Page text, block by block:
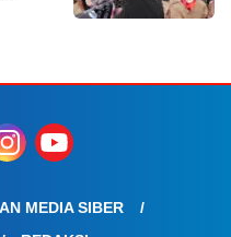
MEDIA SIBER